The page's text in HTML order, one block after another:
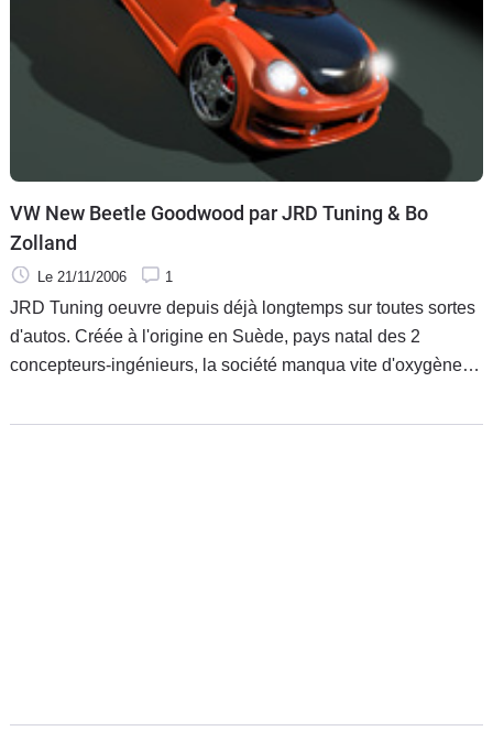
VW New Beetle Goodwood par JRD Tuning & Bo
Zolland
Le 21/11/2006 1
JRD Tuning oeuvre depuis déjà longtemps sur toutes sortes
d'autos. Créée à l'origine en Suède, pays natal des 2
concepteurs-ingénieurs, la société manqua vite d'oxygène
où la